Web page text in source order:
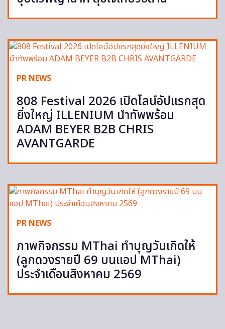
PR NEWS
808 Festival 2026 เปิดไลน์อัปแรกสุด
ยิ่งใหญ่ ILLENIUM นำทัพพร้อม
ADAM BEYER B2B CHRIS
AVANTGARDE
PR NEWS
ภาพกิจกรรม MThai ทำบุญวันเกิดให้
(ลูกดวงรายปี 69 บนแอป MThai)
ประจำเดือนสิงหาคม 2569